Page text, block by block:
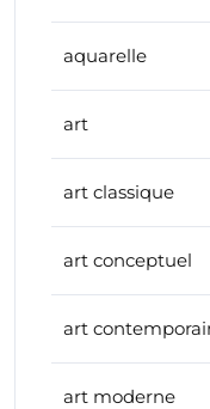
aquarelle
art
art classique
art conceptuel
art
art moderne